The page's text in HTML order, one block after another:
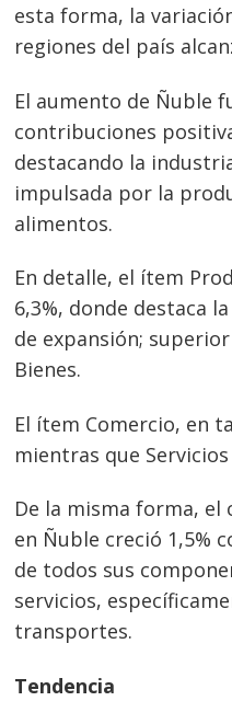
esta forma, la
regiones del país
El aumento de Ñuble
contribuciones
destacando la
impulsada por la
alimentos.
En detalle, el ítem
6,3%, donde destaca
de expansión;
Bienes.
El ítem Comercio, en
mientras que Servicios
De la misma forma, el
en Ñuble creció 1,5%
de todos sus
servicios,
transportes.
Tendencia